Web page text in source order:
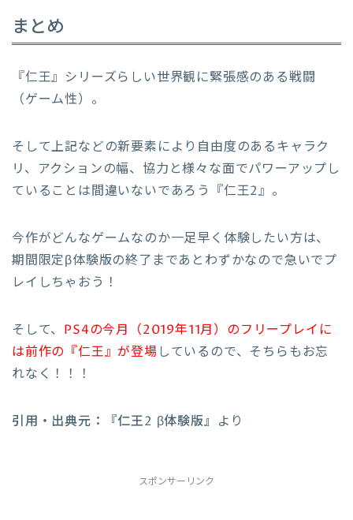
まとめ
『仁王』シリーズらしい世界観に緊張感のある戦闘
（ゲーム性）。
そして上記などの新要素により自由度のあるキャラク
リ、アクションの幅、協力と様々な面でパワーアップし
ていることは間違いないであろう『仁王2』。
今作がどんなゲームなのか一足早く体験したい方は、
期間限定β体験版の終了まであとわずかなので急いでプ
レイしちゃおう！
そして、 PS4の今月（2019年11月）のフリープレイに
は前作の『仁王』が登場 しているので、そちらもお忘
れなく！！！
引用・出典元：『仁王2 β体験版』 より
スポンサーリンク